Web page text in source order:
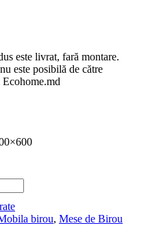
este livrat, fară montare.
este posibilă de către
birou, Mese de Birou